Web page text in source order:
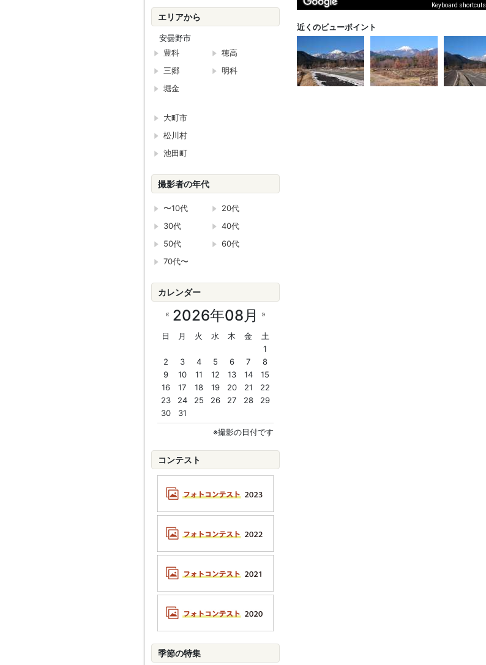
Keyboard shortcuts
近くのビューポイント
エリアから
安曇野市
豊科
穂高
三郷
明科
堀金
大町市
松川村
池田町
撮影者の年代
〜10代
20代
30代
40代
50代
60代
70代〜
カレンダー
2026年08月
« »
日 月 火 水 木 金
土
1
2
3 4 5 6 7
8
9
10 11 12 13 14
15
16
17 18 19 20 21
22
23
24 25 26 27 28
29
30
31
※撮影の日付です
コンテスト
季節の特集